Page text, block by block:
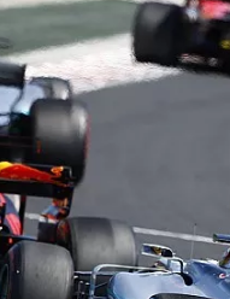
FÓRMULA E